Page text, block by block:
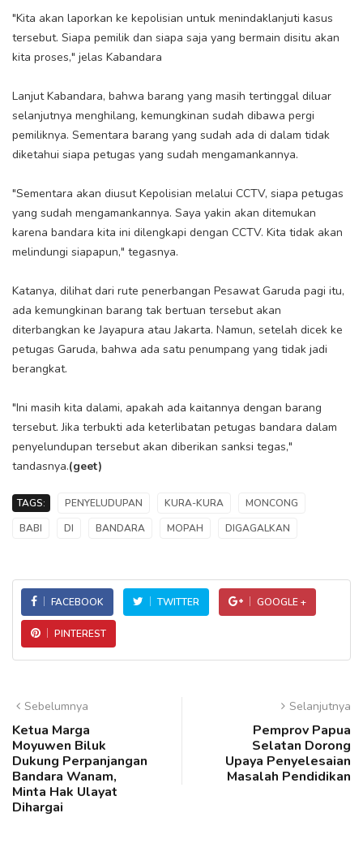
"Kita akan laporkan ke kepolisian untuk menindaklanjuti kasus
tersebut. Siapa pemilik dan siapa saja yang bermain disitu akan
kita proses," jelas Kabandara
Lanjut Kabandara, bahwa barang yang masih tertinggal diluar
selanjutnya menghilang, kemungkinan sudah dibawa pergi
pemiliknya. Sementara barang yang sudah ada di dalam tidak
diketahui siapa petugas yang sudah mengamankannya.
"Sementara akan diusut Kepolisian melalui CCTV, siapa petugas
yang sudah mengamankannya. Saya yakin akan ditemukan
karena bandara kita ini dilengkapi dengan CCTV. Kita tidak akan
melindungi siapapun," tegasnya.
Katanya, dilihat dari rute penerbangan Pesawat Garuda pagi itu,
ada kemungkinan barang tak bertuan tersebut akan
diterbangkan ke Jayapura atau Jakarta. Namun, setelah dicek ke
petugas Garuda, bahwa ada satu penumpang yang tidak jadi
berangkat.
"Ini masih kita dalami, apakah ada kaitannya dengan barang
tersebut. Jika terbukti ada keterlibatan petugas bandara dalam
penyelundupan tersebut akan diberikan sanksi tegas,"
tandasnya.(geet)
TAGS: PENYELUDUPAN KURA-KURA
MONCONG
BABI
DI BANDARA MOPAH DIGAGALKAN
FACEBOOK TWITTER GOOGLE +
PINTEREST
Sebelumnya
Ketua Marga
Moyuwen Biluk
Dukung Perpanjangan
Bandara Wanam,
Minta Hak Ulayat
Dihargai
Selanjutnya
Pemprov Papua
Selatan Dorong
Upaya Penyelesaian
Masalah Pendidikan